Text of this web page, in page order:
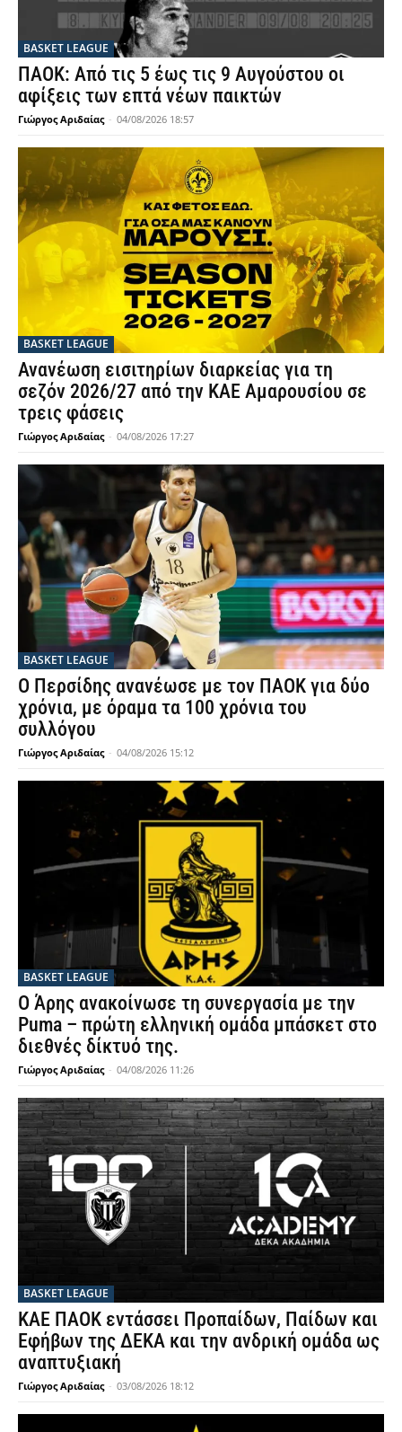
BASKET LEAGUE
ΠΑΟΚ: Από τις 5 έως τις 9 Αυγούστου οι
αφίξεις των επτά νέων παικτών
Γιώργος Αριδαίας - 04/08/2026 18:57
BASKET LEAGUE
Ανανέωση εισιτηρίων διαρκείας για τη
σεζόν 2026/27 από την ΚΑΕ Αμαρουσίου σε
τρεις φάσεις
Γιώργος Αριδαίας - 04/08/2026 17:27
BASKET LEAGUE
Ο Περσίδης ανανέωσε με τον ΠΑΟΚ για δύο
χρόνια, με όραμα τα 100 χρόνια του
συλλόγου
Γιώργος Αριδαίας - 04/08/2026 15:12
BASKET LEAGUE
Ο Άρης ανακοίνωσε τη συνεργασία με την
Puma – πρώτη ελληνική ομάδα μπάσκετ στο
διεθνές δίκτυό της.
Γιώργος Αριδαίας - 04/08/2026 11:26
BASKET LEAGUE
ΚΑΕ ΠΑΟΚ εντάσσει Προπαίδων, Παίδων και
Εφήβων της ΔΕΚΑ και την ανδρική ομάδα ως
αναπτυξιακή
Γιώργος Αριδαίας - 03/08/2026 18:12